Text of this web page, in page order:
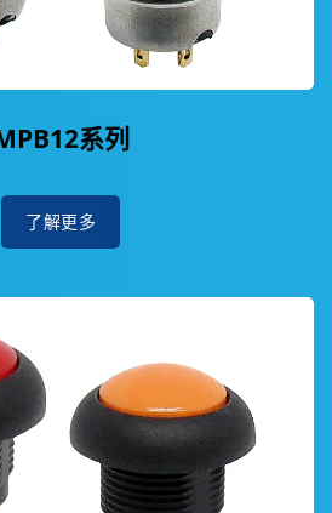
系列
了解更多